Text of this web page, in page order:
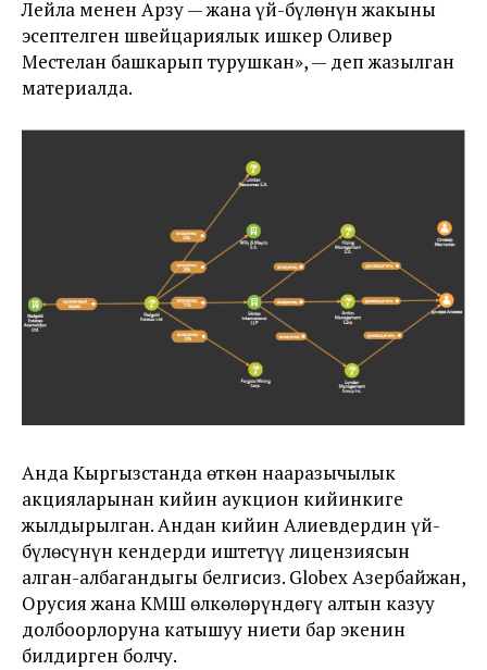
Лейла менен Арзу — жана үй-бүлөнүн жакыны
эсептелген швейцариялык ишкер Оливер
Местелан башкарып турушкан», — деп жазылган
материалда.
Анда Кыргызстанда өткөн нааразычылык
акцияларынан кийин аукцион кийинкиге
жылдырылган. Андан кийин Алиевдердин үй-
бүлөсүнүн кендерди иштетүү лицензиясын
алган-албагандыгы белгисиз. Globex Азербайжан,
Орусия жана КМШ өлкөлөрүндөгү алтын казуу
долбоорлоруна катышуу ниети бар экенин
билдирген болчу.